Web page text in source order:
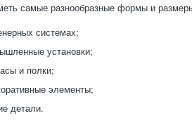
самые разнообразные формы и
системах;
установки;
и полки;
элементы;
детали.